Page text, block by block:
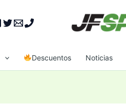
Descuentos Noticias